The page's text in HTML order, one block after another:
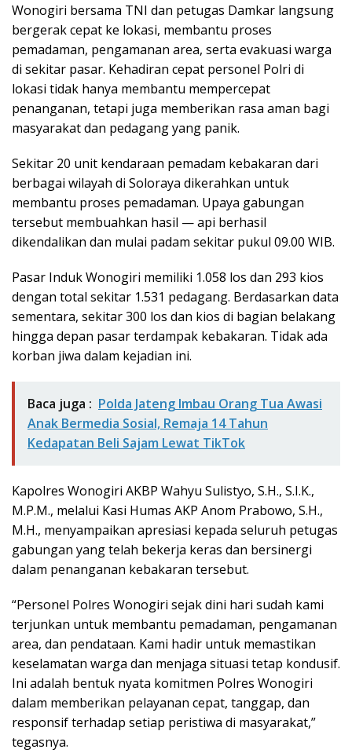
Wonogiri bersama TNI dan petugas Damkar langsung
bergerak cepat ke lokasi, membantu proses
pemadaman, pengamanan area, serta evakuasi warga
di sekitar pasar. Kehadiran cepat personel Polri di
lokasi tidak hanya membantu mempercepat
penanganan, tetapi juga memberikan rasa aman bagi
masyarakat dan pedagang yang panik.
Sekitar 20 unit kendaraan pemadam kebakaran dari
berbagai wilayah di Soloraya dikerahkan untuk
membantu proses pemadaman. Upaya gabungan
tersebut membuahkan hasil — api berhasil
dikendalikan dan mulai padam sekitar pukul 09.00 WIB.
Pasar Induk Wonogiri memiliki 1.058 los dan 293 kios
dengan total sekitar 1.531 pedagang. Berdasarkan data
sementara, sekitar 300 los dan kios di bagian belakang
hingga depan pasar terdampak kebakaran. Tidak ada
korban jiwa dalam kejadian ini.
Baca juga : Polda Jateng Imbau Orang Tua Awasi
Anak Bermedia Sosial, Remaja 14 Tahun
Kedapatan Beli Sajam Lewat TikTok
Kapolres Wonogiri AKBP Wahyu Sulistyo, S.H., S.I.K.,
M.P.M., melalui Kasi Humas AKP Anom Prabowo, S.H.,
M.H., menyampaikan apresiasi kepada seluruh petugas
gabungan yang telah bekerja keras dan bersinergi
dalam penanganan kebakaran tersebut.
“Personel Polres Wonogiri sejak dini hari sudah kami
terjunkan untuk membantu pemadaman, pengamanan
area, dan pendataan. Kami hadir untuk memastikan
keselamatan warga dan menjaga situasi tetap kondusif.
Ini adalah bentuk nyata komitmen Polres Wonogiri
dalam memberikan pelayanan cepat, tanggap, dan
responsif terhadap setiap peristiwa di masyarakat,”
tegasnya.